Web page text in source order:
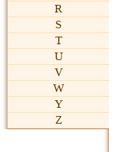
R
S
T
U
V
W
Y
Z